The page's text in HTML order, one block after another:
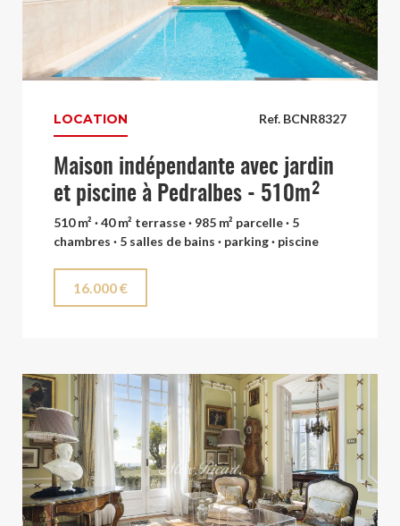
Ref. BCNR8327
LOCATION
Maison indépendante avec jardin
et piscine à Pedralbes - 510m²
510 m² · 40 m² terrasse · 985 m² parcelle · 5
chambres · 5 salles de bains · parking · piscine
16.000 €